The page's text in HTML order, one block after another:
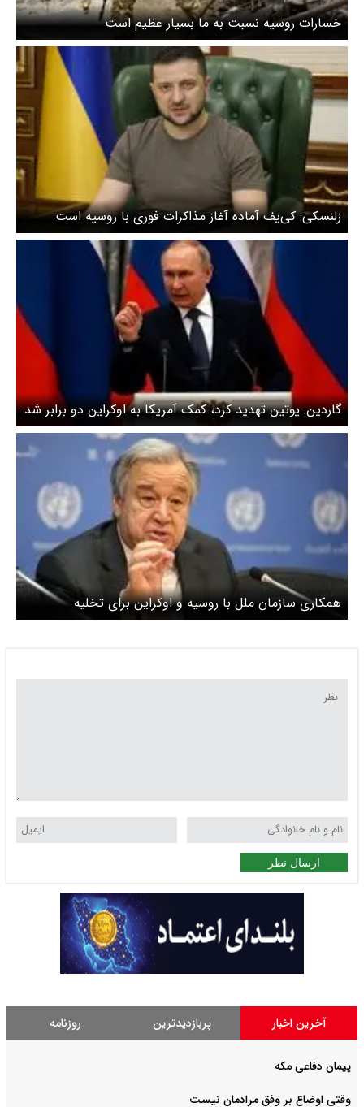
خسارات روسیه نسبت به ما بسیار عظیم است
زلنسکی: کی‌یف آماده آغاز مذاکرات فوری با روسیه است
گاردین: پوتین تهدید کرد، کمک آمریکا به اوکراین دو برابر شد
همکاری سازمان ملل با روسیه و اوکراین برای تخلیه
غیرنظامیان از ماریوپل
ارسال نظر
آخرین اخبار پربازدیدترین روزنامه
پیمان دفاعی مکه
وقتی اوضاع بر وفق مرادمان نیست